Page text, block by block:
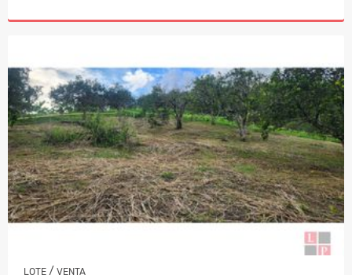
LOTE / VENTA